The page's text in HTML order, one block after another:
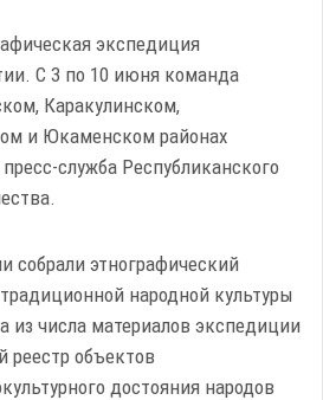
экспедиция
С 3 по 10 июня команда
Каракулинском,
и Юкаменском районах
служба Республиканского
собрали этнографический
народной культуры
из числа материалов экспедиции
реестр объектов
достояния народов